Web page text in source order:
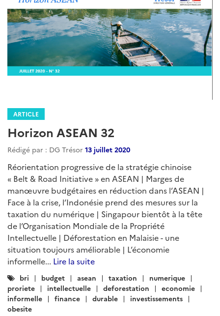
ARTICLE
Horizon ASEAN 32
Rédigé par : DG Trésor 13 juillet 2020
Réorientation progressive de la stratégie chinoise
« Belt & Road Initiative » en ASEAN | Marges de
manœuvre budgétaires en réduction dans l’ASEAN |
Face à la crise, l’Indonésie prend des mesures sur la
taxation du numérique | Singapour bientôt à la tête
de l’Organisation Mondiale de la Propriété
Intellectuelle | Déforestation en Malaisie - une
situation toujours améliorable | L’économie
informelle... Lire la suite
Catégories
:
bri budget asean taxation
numerique
proriete
intellectuelle deforestation
economie
informelle
finance durable
investissements
obesite